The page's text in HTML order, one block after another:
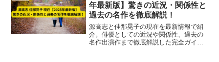
年最新版】驚きの近況・関係性と
過去の名作を徹底解説！
源高志と佳那晃子の現在を最新情報で紹
介。俳優としての近況や関係性、過去の
名作出演作まで徹底解説した完全ガイド